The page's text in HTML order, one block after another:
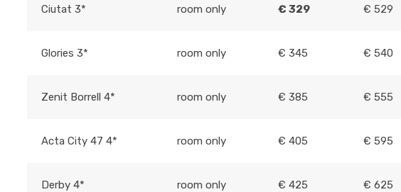
Ciutat 3* room only € 329 € 529
Glories 3* room only € 345 € 540
Zenit Borrell 4* room only € 385 € 555
Acta City 47 4* room only € 405 € 595
Derby 4* room only € 425 € 625